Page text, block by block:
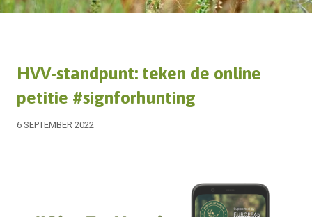
HVV-standpunt: teken de online
petitie #signforhunting
6 SEPTEMBER 2022